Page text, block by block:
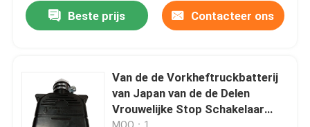
Beste prijs Contacteer ons
Van de de Vorkheftruckbatterij
van Japan van de de Delen
Vrouwelijke Stop Schakelaar
MOQ：1